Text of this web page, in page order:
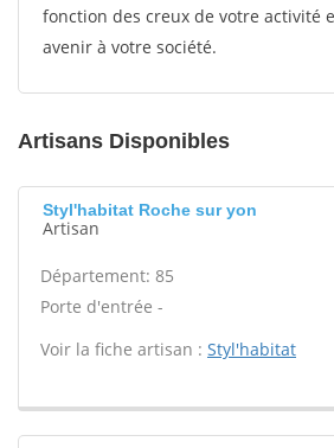
fonction des creux de votre activité
avenir à votre société.
Artisans Disponibles
Styl'habitat Roche sur yon
Artisan
Département: 85
Porte d'entrée -
Voir la fiche artisan : Styl'habitat